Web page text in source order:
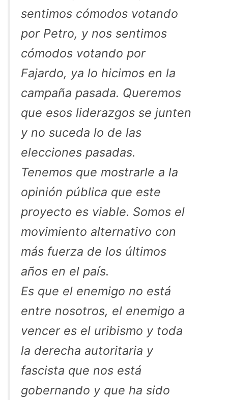
sentimos cómodos votando
por Petro, y nos sentimos
cómodos votando por
Fajardo, ya lo hicimos en la
campaña pasada. Queremos
que esos liderazgos se junten
y no suceda lo de las
elecciones pasadas.
Tenemos que mostrarle a la
opinión pública que este
proyecto es viable. Somos el
movimiento alternativo con
más fuerza de los últimos
años en el país.
Es que el enemigo no está
entre nosotros, el enemigo a
vencer es el uribismo y toda
la derecha autoritaria y
fascista que nos está
gobernando y que ha sido